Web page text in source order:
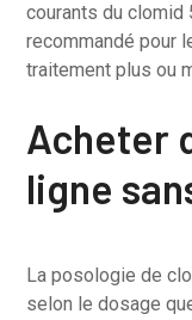
courants du clomid
recommandé pour
traitement plus ou
Acheter
ligne
La posologie de
selon le dosage